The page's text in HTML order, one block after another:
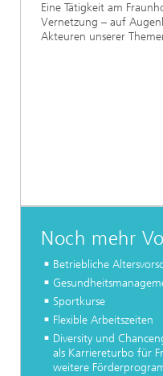
Eine Tätigkeit am
Vernetzung – auf
Akteuren unserer
Noch mehr
Betriebliche
Sportkurse
Flexible Arbeitszeiten
Diversity und
als Karriereturbo für
weitere